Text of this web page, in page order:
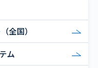
全国）
ム